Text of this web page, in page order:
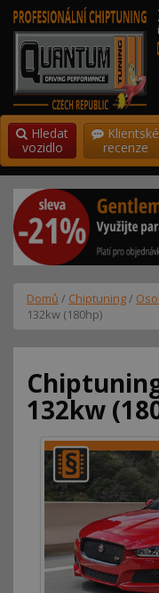
Hledat
vozidlo
Klientské
recenze
Domů / Chiptuning/
132kw (180hp)
132kw